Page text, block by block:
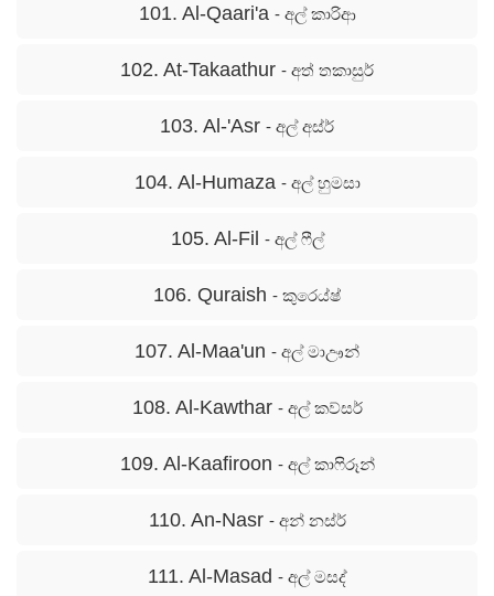
101. Al-Qaari'a - අල් කාරිආ
102. At-Takaathur - අත් තකාසුර්
103. Al-'Asr - අල් අස්ර්
104. Al-Humaza - අල් හුමසා
105. Al-Fil - අල් ෆීල්
106. Quraish - කුරෙය්ෂ්
107. Al-Maa'un - අල් මාඌන්
108. Al-Kawthar - අල් කව්සර්
109. Al-Kaafiroon - අල් කාෆිරූන්
110. An-Nasr - අන් නස්ර්
111. Al-Masad - අල් මසද්